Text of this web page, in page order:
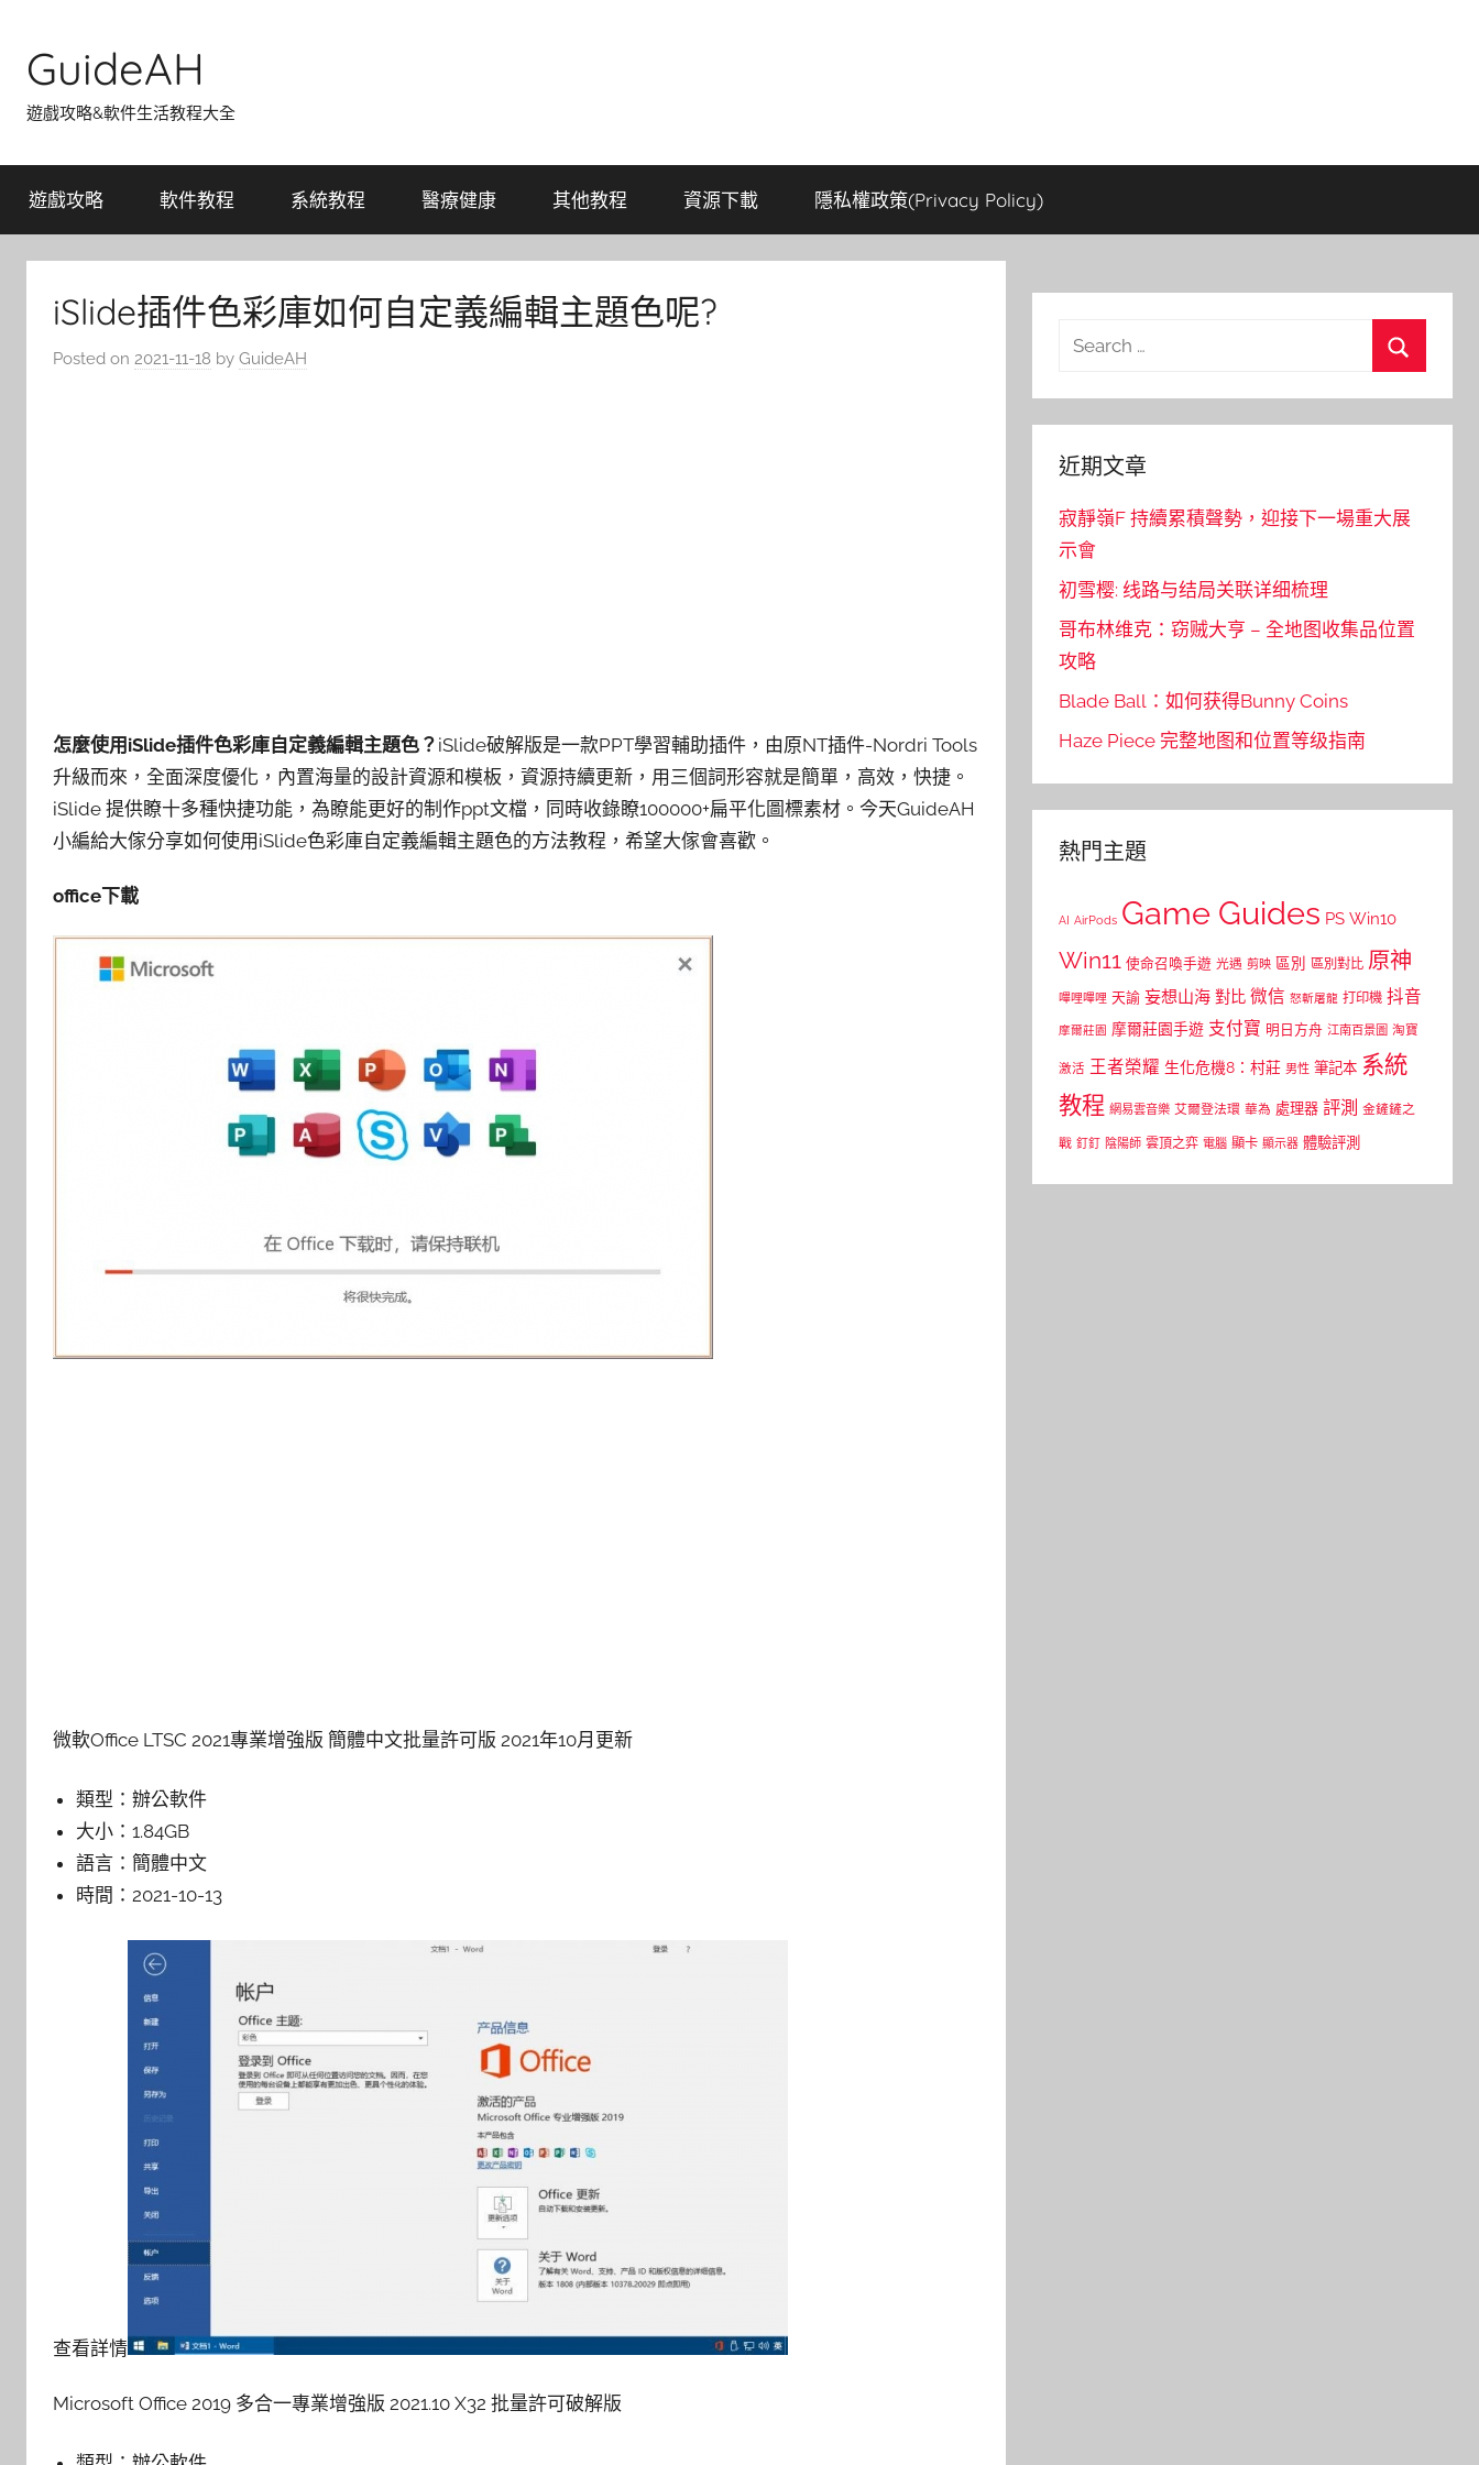
content
GuideAH
遊戲攻略&軟件生活教程大全
遊戲攻略 軟件教程 系統教程 醫療健康 其他教程 資源下載 隱私權政策(Privacy Policy)
iSlide插件色彩庫如何自定義編輯主題色呢?
Posted on 2021-11-18 by GuideAH
怎麼使用iSlide插件色彩庫自定義編輯主題色？ iSlide破解版是一款PPT學習輔助插件，由原NT插件-Nordri Tools
升級而來，全面深度優化，內置海量的設計資源和模板，資源持續更新，用三個詞形容就是簡單，高效，快捷。
iSlide 提供瞭十多種快捷功能，為瞭能更好的制作ppt文檔，同時收錄瞭100000+扁平化圖標素材。今天GuideAH
小編給大傢分享如何使用iSlide色彩庫自定義編輯主題色的方法教程，希望大傢會喜歡。
office下載
微軟Office LTSC 2021專業增強版 簡體中文批量許可版 2021年10月更新
類型：辦公軟件
大小：1.84GB
語言： 簡體中文
時間：2021-10-13
查看詳情
Microsoft Office 2019 多合一專業增強版 2021.10 X32 批量許可破解版
Search
近期文章
寂靜嶺F 持續累積聲勢，迎接下一場重大展
示會
初雪樱: 线路与结局关联详细梳理
哥布林维克：窃贼大亨 – 全地图收集品位置
攻略
Blade Ball：如何获得Bunny Coins
Haze Piece 完整地图和位置等级指南
熱門主題
AI AirPods Game Guides PS Win10
Win11 使命召喚手遊 光遇 剪映 區別 區別對比 原神
嗶哩嗶哩 天諭 妄想山海 對比 微信 怒斬屠龍 打印機 抖音
摩爾莊園 摩爾莊園手遊 支付寶 明日方舟 江南百景圖 淘寶
激活 王者榮耀 生化危機8：村莊 男性 筆記本 系統
教程 網易雲音樂 艾爾登法環 華為 處理器 評測 金鏟鏟之
戰 釘釘 陰陽師 雲頂之弈 電腦 顯卡 顯示器 體驗評測